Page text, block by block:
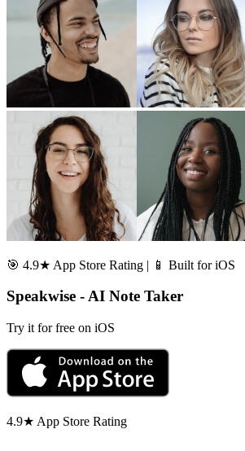
🎯 4.9★ App Store Rating | 📱 Built for iOS
Speakwise - AI Note Taker
Try it for free on iOS
4.9★ App Store Rating